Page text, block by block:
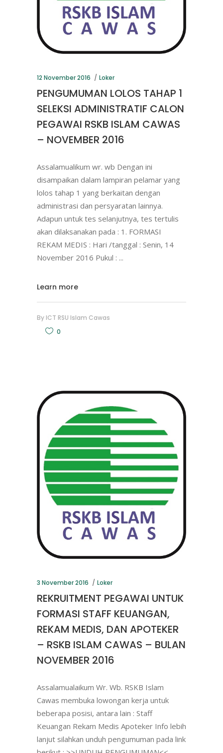
12 November 2016 Loker
PENGUMUMAN LOLOS TAHAP 1
SELEKSI ADMINISTRATIF CALON
PEGAWAI RSKB ISLAM CAWAS
– NOVEMBER 2016
Assalamualikum wr. wb Dengan ini
disampaikan dalam lampiran pelamar yang
lolos tahap 1 yang berkaitan dengan
administrasi dan persyaratan lainnya.
Adapun untuk tes selanjutnya, tes tertulis
akan dilaksanakan pada : 1. FORMASI
REKAM MEDIS : Hari /tanggal : Senin, 14
November 2016 Pukul :
Learn more
By ICT RSU Islam Cawas
0
3 November 2016 Loker
REKRUITMENT PEGAWAI UNTUK
FORMASI STAFF KEUANGAN,
REKAM MEDIS, DAN APOTEKER
– RSKB ISLAM CAWAS – BULAN
NOVEMBER 2016
Assalamualaikum Wr. Wb. RSKB Islam
Cawas membuka lowongan kerja untuk
beberapa posisi, antara lain : Staff
Keuangan Rekam Medis Apoteker Info lebih
lanjut silahkan unduh pengumuman pada link